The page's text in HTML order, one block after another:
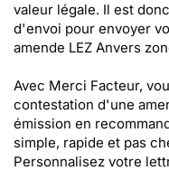
valeur légale. Il est
d'envoi pour envoyer
amende LEZ Anvers
Avec Merci Facteur,
contestation d'une
émission en
simple, rapide et pas
Personnalisez votre